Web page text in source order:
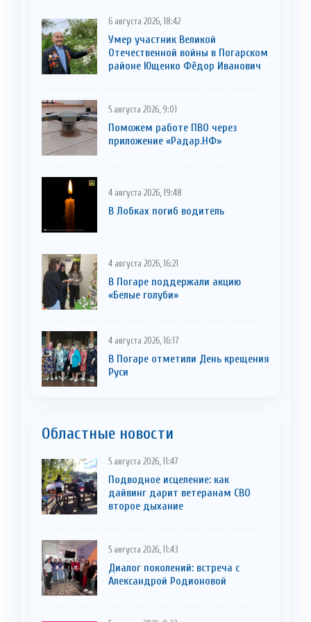
6 августа 2026, 18:42
Умер участник Великой
Отечественной войны в Погарском
районе Ющенко Фёдор Иванович
5 августа 2026, 9:01
Поможем работе ПВО через
приложение «Радар.НФ»
4 августа 2026, 19:48
В Лобках погиб водитель
4 августа 2026, 16:21
В Погаре поддержали акцию
«Белые голуби»
4 августа 2026, 16:17
В Погаре отметили День крещения
Руси
Областные новости
5 августа 2026, 11:47
Подводное исцеление: как
дайвинг дарит ветеранам СВО
второе дыхание
5 августа 2026, 11:43
Диалог поколений: встреча с
Александрой Родионовой